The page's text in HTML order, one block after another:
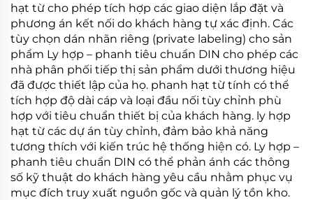
hạt từ cho phép tích hợp các giao diện lắp đặt và
phương án kết nối do khách hàng tự xác định. Các
tùy chọn dán nhãn riêng (private labeling) cho sản
phẩm Ly hợp – phanh tiêu chuẩn DIN cho phép các
nhà phân phối tiếp thị sản phẩm dưới thương hiệu
đã được thiết lập của họ. phanh hạt từ tính có thể
tích hợp độ dài cáp và loại đầu nối tùy chỉnh phù
hợp với tiêu chuẩn thiết bị của khách hàng. ly hợp
hạt từ các dự án tùy chỉnh, đảm bảo khả năng
tương thích với kiến trúc hệ thống hiện có. Ly hợp –
phanh tiêu chuẩn DIN có thể phản ánh các thông
số kỹ thuật do khách hàng yêu cầu nhằm phục vụ
mục đích truy xuất nguồn gốc và quản lý tồn kho.